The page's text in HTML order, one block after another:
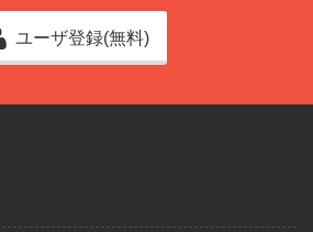
ユーザ登録(無料)